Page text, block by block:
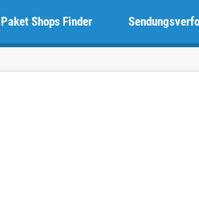
Paket Shops Finder